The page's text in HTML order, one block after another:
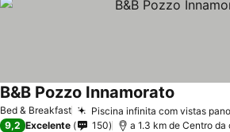
Bed & Breakfast Piscina infinita com vistas
B&B Pozzo Innamorato
9,2 Excelente 150 a 1.3 km de Centro da